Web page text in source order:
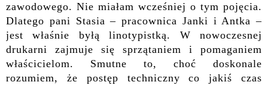
zawodowego. Nie miałam wcześniej o tym pojęcia.
Dlatego pani Stasia – pracownica Janki i Antka –
jest właśnie byłą linotypistką. W nowoczesnej
drukarni zajmuje się sprzątaniem i pomaganiem
właścicielom. Smutne to, choć doskonale
rozumiem, że postęp techniczny co jakiś czas